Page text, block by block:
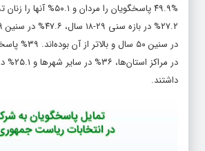
۴۹.۹% پاسخگویان را مردان و
در سنین ۵۰ سال
در مراکز
داشتند.